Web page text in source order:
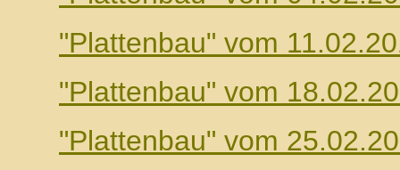
"Plattenbau" vom
"Plattenbau" vom
"Plattenbau" vom